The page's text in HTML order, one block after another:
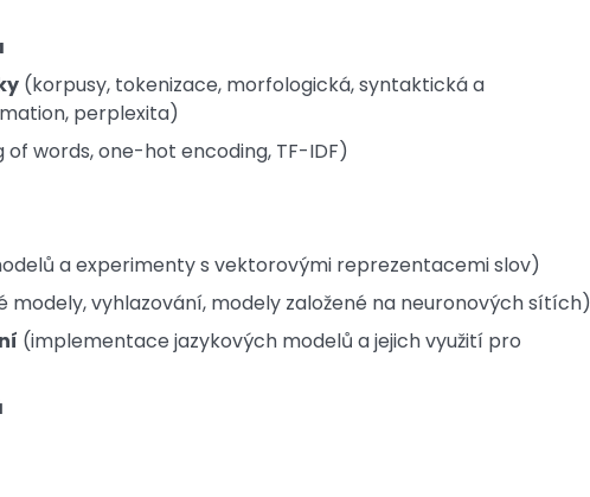
(korpusy, tokenizace, morfologická, syntaktická a
perplexita)
of words, one-hot encoding, TF-IDF)
a experimenty s vektorovými reprezentacemi slov)
modely, vyhlazování, modely založené na neuronových sítích)
(implementace jazykových modelů a jejich využití pro